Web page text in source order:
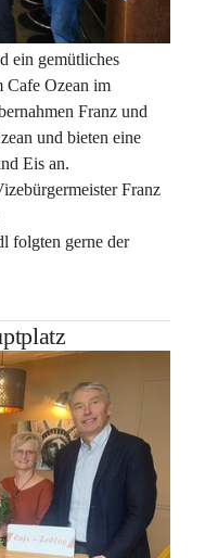
ein gemütliches
Cafe Ozean im
Franz und
und bieten eine
Eis an.
Franz
folgten gerne der